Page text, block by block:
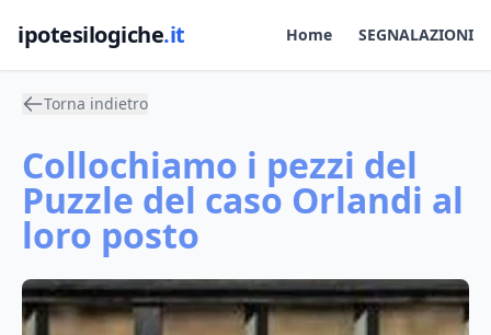
ipotesilogiche.it Home SEGNALAZIONI
Torna indietro
Collochiamo i pezzi del
Puzzle del caso Orlandi al
loro posto